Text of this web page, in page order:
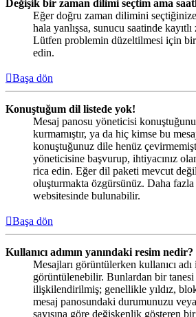
Değişik bir zaman dilimi seçtim ama
Eğer doğru zaman dilimini
hala yanlışsa, sunucu saatinde
Lütfen problemin düzeltilmesi için
edin.
Başa dön
Konuştuğum dil listede yok!
Mesaj panosu yöneticisi
kurmamıştır, ya da hiç kimse bu
konuştuğunuz dile henüz
yöneticisine başvurup, ihtiyacınız
rica edin. Eğer dil paketi mevcut
oluşturmakta özgürsünüz. Daha
websitesinde bulunabilir.
Başa dön
Kullanıcı adımın yanındaki resim nedir?
Mesajları görüntülerken kullanıcı
görüntülenebilir. Bunlardan bir
ilişkilendirilmiş; genellikle yıldız,
mesaj panosundaki durumunuzu
sayısına göre değişkenlik gösteren